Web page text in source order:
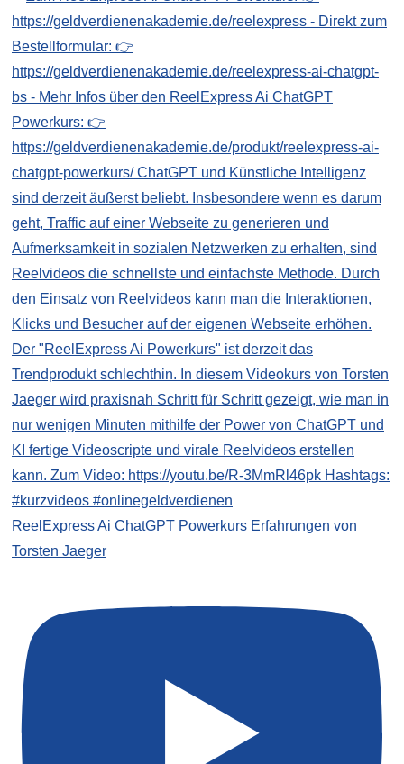
ReelExpress Ai ChatGPT Powerkurs Erfahrungen von
Torsten Jaeger